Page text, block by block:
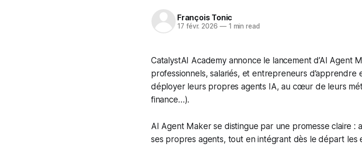
François Tonic
17 févr. 2026 —1 min read
CatalystAI Academy annonce le lancement d’AI Agent
professionnels, salariés, et entrepreneurs d’apprendre
déployer leurs propres agents IA, au cœur de leurs
finance…).
AI Agent Maker se distingue par une promesse claire
ses propres agents, tout en intégrant dès le départ les